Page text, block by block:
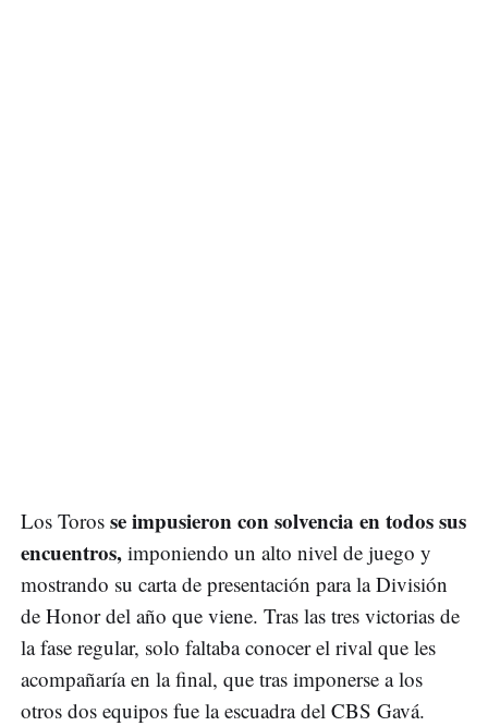
Los Toros se impusieron con solvencia en todos sus
encuentros, imponiendo un alto nivel de juego y
mostrando su carta de presentación para la División
de Honor del año que viene. Tras las tres victorias de
la fase regular, solo faltaba conocer el rival que les
acompañaría en la final, que tras imponerse a los
otros dos equipos fue la escuadra del CBS Gavá.